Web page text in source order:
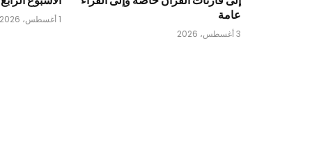
عامة
3 أغسطس، 2026
1 أغسطس، 2026